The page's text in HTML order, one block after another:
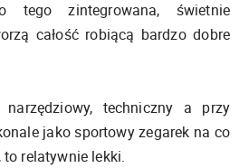
tego zintegrowana, świetnie
całość robiącą bardzo dobre
techniczny a przy
jako sportowy zegarek na co
to relatywnie lekki.